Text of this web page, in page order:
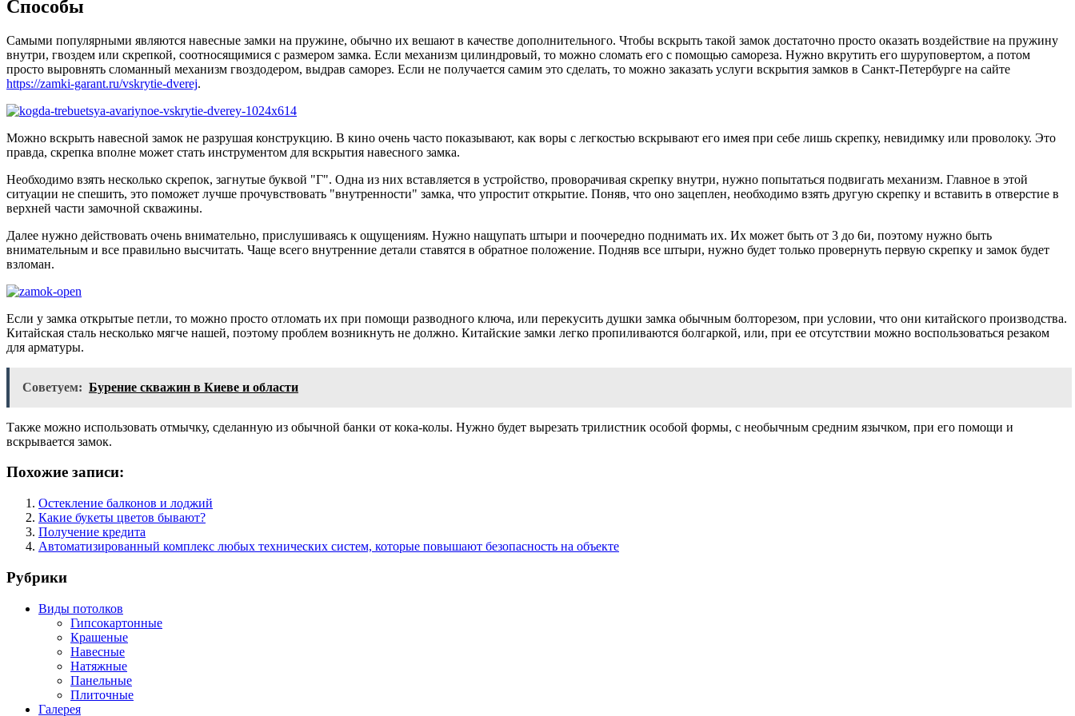
Способы
Самыми популярными являются навесные замки на пружине, обычно их вешают в качестве дополнительного. Чтобы вскрыть такой замок достаточно просто оказать воздействие на пружину
внутри, гвоздем или скрепкой, соотносящимися с размером замка. Если механизм цилиндровый, то можно сломать его с помощью самореза. Нужно вкрутить его шуруповертом, а потом
просто выровнять сломанный механизм гвоздодером, выдрав саморез. Если не получается самим это сделать, то можно заказать услуги вскрытия замков в Санкт-Петербурге на сайте
https://zamki-garant.ru/vskrytie-dverej.
Можно вскрыть навесной замок не разрушая конструкцию. В кино очень часто показывают, как воры с легкостью вскрывают его имея при себе лишь скрепку, невидимку или проволоку. Это
правда, скрепка вполне может стать инструментом для вскрытия навесного замка.
Необходимо взять несколько скрепок, загнутые буквой "Г". Одна из них вставляется в устройство, проворачивая скрепку внутри, нужно попытаться подвигать механизм. Главное в этой
ситуации не спешить, это поможет лучше прочувствовать "внутренности" замка, что упростит открытие. Поняв, что оно зацеплен, необходимо взять другую скрепку и вставить в отверстие в
верхней части замочной скважины.
Далее нужно действовать очень внимательно, прислушиваясь к ощущениям. Нужно нащупать штыри и поочередно поднимать их. Их может быть от 3 до 6и, поэтому нужно быть
внимательным и все правильно высчитать. Чаще всего внутренние детали ставятся в обратное положение. Подняв все штыри, нужно будет только провернуть первую скрепку и замок будет
взломан.
Если у замка открытые петли, то можно просто отломать их при помощи разводного ключа, или перекусить душки замка обычным болторезом, при условии, что они китайского производства.
Китайская сталь несколько мягче нашей, поэтому проблем возникнуть не должно. Китайские замки легко пропиливаются болгаркой, или, при ее отсутствии можно воспользоваться резаком
для арматуры.
Советуем: Бурение скважин в Киеве и области
Также можно использовать отмычку, сделанную из обычной банки от кока-колы. Нужно будет вырезать трилистник особой формы, с необычным средним язычком, при его помощи и
вскрывается замок.
Похожие записи:
Остекление балконов и лоджий
Какие букеты цветов бывают?
Получение кредита
Автоматизированный комплекс любых технических систем, которые повышают безопасность на объекте
Рубрики
Виды потолков
Гипсокартонные
Крашеные
Навесные
Натяжные
Панельные
Плиточные
Галерея